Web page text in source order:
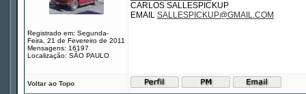
Registrado em: Segunda-
Feira, 21 de Fevereiro de 2011
Mensagens: 16197
Localização: SÃO PAULO
CARLOS SALLESPICKUP
EMAIL SALLESPICKUP@GMAIL.COM
Voltar ao Topo